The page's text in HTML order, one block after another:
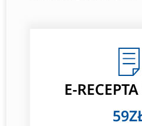
E-RECEPTA